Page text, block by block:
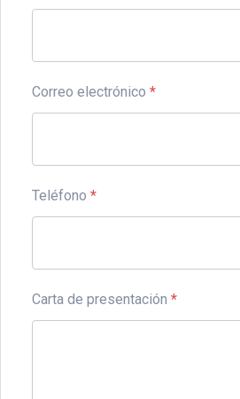
Correo electrónico *
Teléfono *
Carta de presentación *